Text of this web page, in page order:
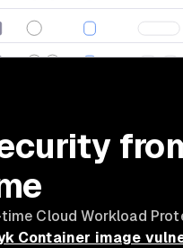
time Cloud Workload
Container image